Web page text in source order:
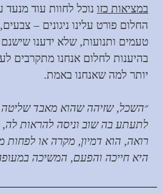
במציאות כזו נוכל לחוות עוד
החלום פורט עלינו ניגונים –
טעמים ותנועות, שלא ידענו שישנם
בהיענות לחלום אנחנו מתקרבים
יותר למה שאנחנו באמת.
״השכל, שזיהה שהוא מאבד שליטה
לתעתע בה שוב וניסה להראות לה,
רואה, הוא דמיון, מקרה או לפחות
היא חייכה והפעם, המשיכה